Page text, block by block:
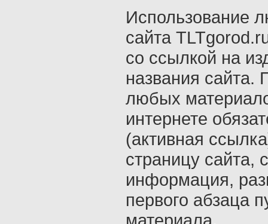
Использование
сайта
со ссылкой на
названия сайта.
любых
интернете
(активная
страницу сайта,
информация,
первого абзаца